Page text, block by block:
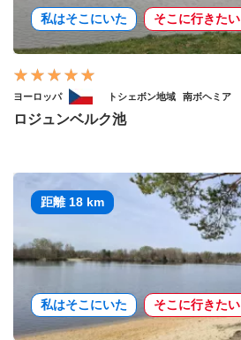
私はそこにいた そこに行きたい
ヨーロッパ トシェボン地域 南ボヘミア
ロジュンベルク池
距離 18 km
私はそこにいた そこに行きたい